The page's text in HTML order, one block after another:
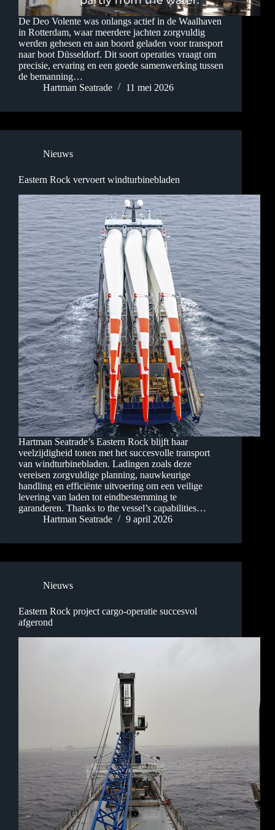
De Deo Volente was onlangs actief in de Waalhaven
in Rotterdam, waar meerdere jachten zorgvuldig
werden gehesen en aan boord geladen voor transport
naar boot Düsseldorf. Dit soort operaties vraagt om
precisie, ervaring en een goede samenwerking tussen
de bemanning…
Hartman Seatrade
11 mei 2026
Nieuws
Eastern Rock vervoert windturbinebladen
Hartman Seatrade’s Eastern Rock blijft haar
veelzijdigheid tonen met het succesvolle transport
van windturbinebladen. Ladingen zoals deze
vereisen zorgvuldige planning, nauwkeurige
handling en efficiënte uitvoering om een veilige
levering van laden tot eindbestemming te
garanderen. Thanks to the vessel’s capabilities…
Hartman Seatrade
9 april 2026
Nieuws
Eastern Rock project cargo-operatie succesvol
afgerond